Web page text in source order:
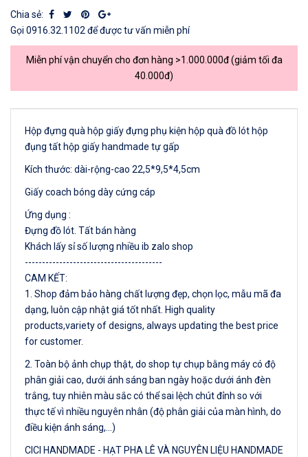
Chia sẻ:
Gọi 0916.32.1102 để được tư vấn miễn phí
Miễn phí vận chuyển cho đơn hàng >1.000.000đ (giảm tối đa
40.000đ)
Hộp đựng quà hộp giấy đựng phụ kiện hộp quà đồ lót hộp
đụng tất hộp giấy handmade tự gấp
Kích thước: dài-rộng-cao 22,5*9,5*4,5cm
Giấy coach bóng dày cứng cáp
Ứng dụng :
Đựng đồ lót. Tất bán hàng
Khách lấy sỉ số lượng nhiều ib zalo shop
----------------------------------------
CAM KẾT:
1. Shop đảm bảo hàng chất lượng đẹp, chọn lọc, mẫu mã đa
dạng, luôn cập nhật giá tốt nhất. High quality
products,variety of designs, always updating the best price
for customer.
2. Toàn bộ ảnh chụp thật, do shop tự chụp bằng máy có độ
phân giải cao, dưới ánh sáng ban ngày hoặc dưới ánh đèn
trắng, tuy nhiên màu sắc có thể sai lệch chút đỉnh so với
thực tế vì nhiều nguyên nhân (độ phân giải của màn hình, do
điều kiện ánh sáng,…)
CICI HANDMADE - HẠT PHA LÊ VÀ NGUYÊN LIỆU HANDMADE